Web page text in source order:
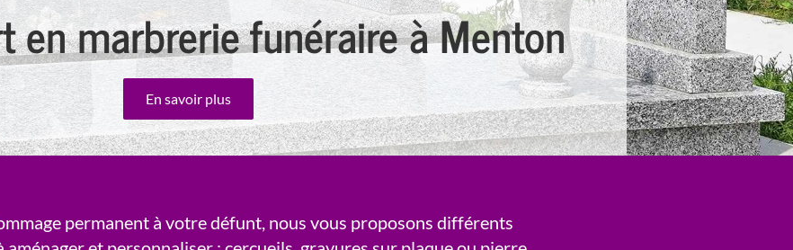
en marbrerie funéraire à Menton
En savoir plus
permanent à votre défunt, nous vous proposons différents